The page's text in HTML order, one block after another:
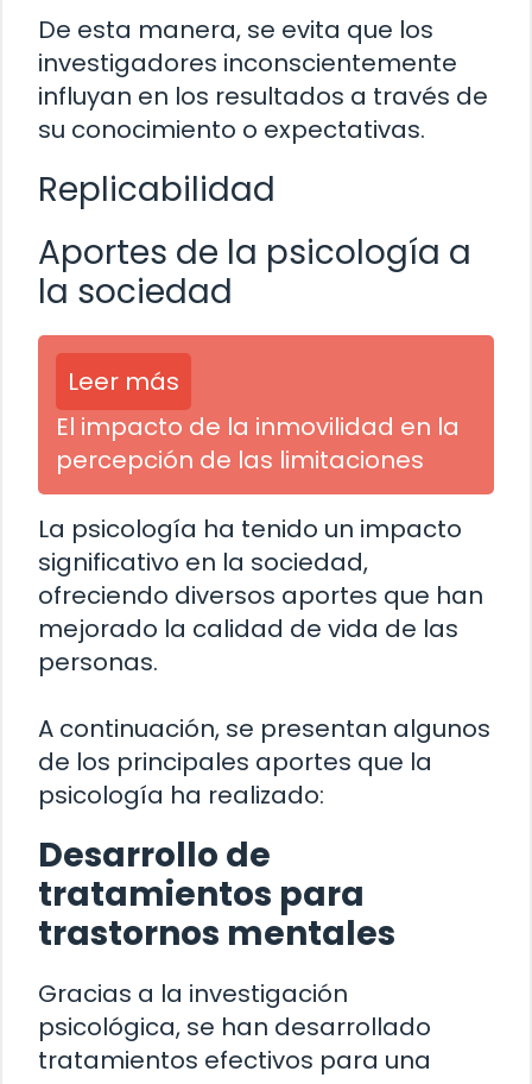
De esta manera, se evita que los
investigadores inconscientemente
influyan en los resultados a través de
su conocimiento o expectativas.
Replicabilidad
Aportes de la psicología a
la sociedad
Leer más
El impacto de la inmovilidad en la
percepción de las limitaciones
La psicología ha tenido un impacto
significativo en la sociedad,
ofreciendo diversos aportes que han
mejorado la calidad de vida de las
personas.
A continuación, se presentan algunos
de los principales aportes que la
psicología ha realizado:
Desarrollo de
tratamientos para
trastornos mentales
Gracias a la investigación
psicológica, se han desarrollado
tratamientos efectivos para una